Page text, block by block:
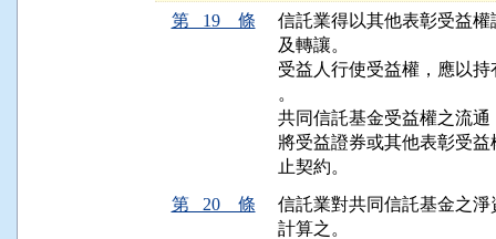
第 19 條
信託業得以其他表彰受益
及轉讓。
受益人行使受益權，應以
。
共同信託基金受益權之流
將受益證券或其他表彰受
止契約。
第 20 條
信託業對共同信託基金之
計算之。